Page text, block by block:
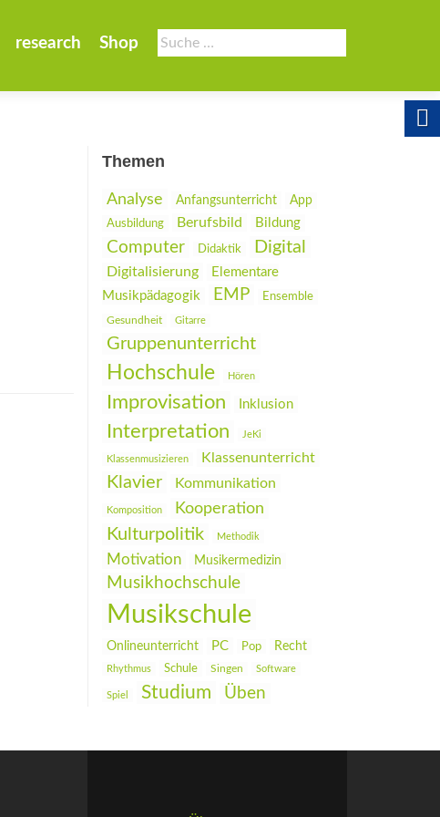
Suche
nach:
research Shop
Themen
Analyse Anfangsunterricht
App
Ausbildung
Berufsbild Bildung
Computer Didaktik Digital
Digitalisierung
Elementare
Musikpädagogik
EMP Ensemble
Gesundheit Gitarre
Gruppenunterricht
Hochschule Hören
Improvisation Inklusion
Interpretation JeKi
Klassenmusizieren Klassenunterricht
Klavier Kommunikation
Komposition Kooperation
Kulturpolitik Methodik
Motivation Musikermedizin
Musikhochschule
Musikschule
Onlineunterricht PC Pop Recht
Rhythmus Schule Singen Software
Spiel Studium Üben